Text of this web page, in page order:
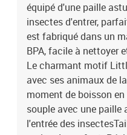
équipé d'une paille
insectes d'entrer,
est fabriqué dans un
BPA, facile à nettoyer
Le charmant motif
avec ses animaux de
moment de boisson
souple avec une paille
l'entrée des